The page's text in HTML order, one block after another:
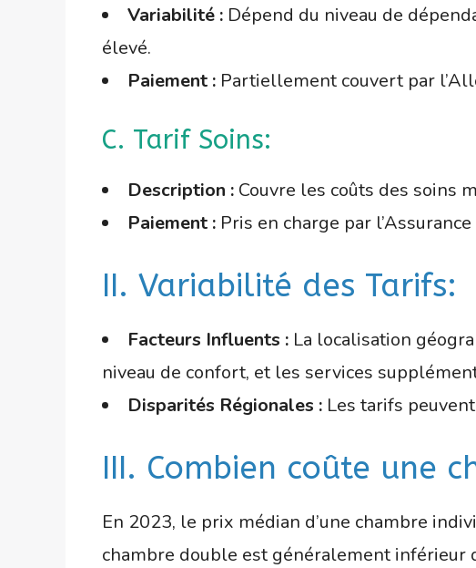
Variabilité : Dépend du niveau de
élevé.
Paiement : Partiellement couvert par
C. Tarif Soins:
Description : Couvre les coûts des soins
Paiement : Pris en charge par
II. Variabilité des Tarifs:
Facteurs Influents : La localisation
niveau de confort, et les services
Disparités Régionales : Les tarifs
III. Combien coûte une
En 2023, le prix médian d’une chambre
chambre double est généralement inférieur